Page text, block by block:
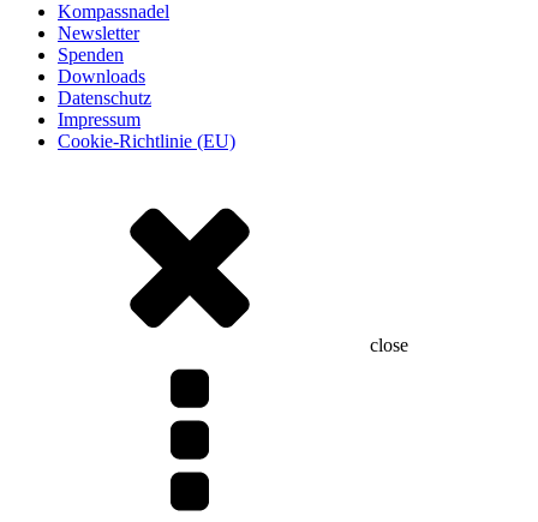
Kompassnadel
Newsletter
Spenden
Downloads
Datenschutz
Impressum
Cookie-Richtlinie (EU)
close